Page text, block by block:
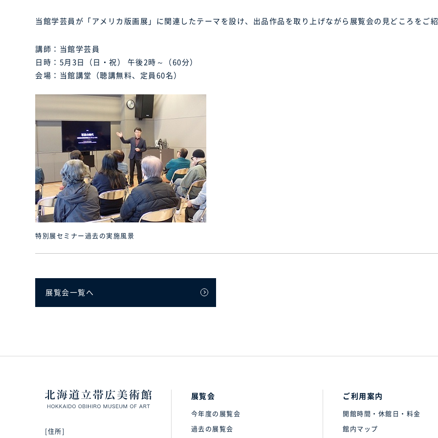
当館学芸員が「アメリカ版画展」に関連したテーマを設け、出品作品を取り上げながら展覧会の見どころをご紹
講師：当館学芸員
日時：5月3日（日・祝） 午後2時～（60分）
会場：当館講堂（聴講無料、定員60名）
特別展セミナー過去の実施風景
展覧会一覧へ
[住所]
展覧会
今年度の展覧会
過去の展覧会
ご利用案内
開館時間・休館日・料金
館内マップ